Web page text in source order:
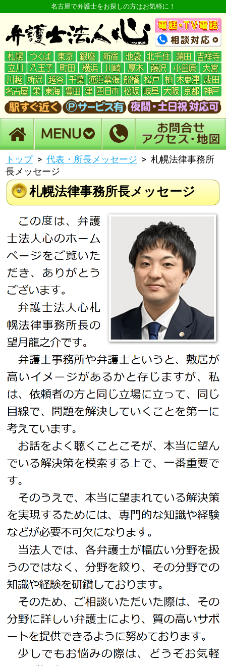
名古屋で弁護士をお探しの方はお気軽に！
トップ 代表・所長メッセージ
札幌法律事務所
長メッセージ
札幌法律事務所長メッセージ